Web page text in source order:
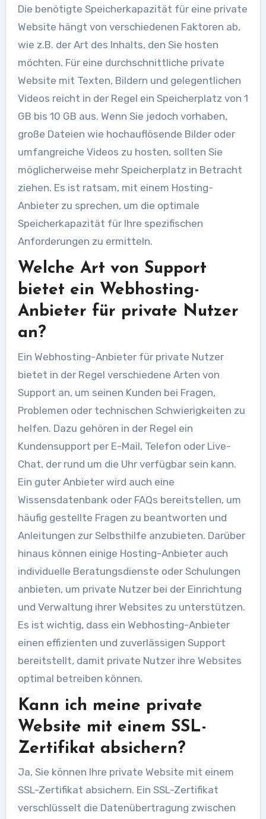
Die benötigte Speicherkapazität für eine private
Website hängt von verschiedenen Faktoren ab,
wie z.B. der Art des Inhalts, den Sie hosten
möchten. Für eine durchschnittliche private
Website mit Texten, Bildern und gelegentlichen
Videos reicht in der Regel ein Speicherplatz von 1
GB bis 10 GB aus. Wenn Sie jedoch vorhaben,
große Dateien wie hochauflösende Bilder oder
umfangreiche Videos zu hosten, sollten Sie
möglicherweise mehr Speicherplatz in Betracht
ziehen. Es ist ratsam, mit einem Hosting-
Anbieter zu sprechen, um die optimale
Speicherkapazität für Ihre spezifischen
Anforderungen zu ermitteln.
Welche Art von Support
bietet ein Webhosting-
Anbieter für private Nutzer
an?
Ein Webhosting-Anbieter für private Nutzer
bietet in der Regel verschiedene Arten von
Support an, um seinen Kunden bei Fragen,
Problemen oder technischen Schwierigkeiten zu
helfen. Dazu gehören in der Regel ein
Kundensupport per E-Mail, Telefon oder Live-
Chat, der rund um die Uhr verfügbar sein kann.
Ein guter Anbieter wird auch eine
Wissensdatenbank oder FAQs bereitstellen, um
häufig gestellte Fragen zu beantworten und
Anleitungen zur Selbsthilfe anzubieten. Darüber
hinaus können einige Hosting-Anbieter auch
individuelle Beratungsdienste oder Schulungen
anbieten, um private Nutzer bei der Einrichtung
und Verwaltung ihrer Websites zu unterstützen.
Es ist wichtig, dass ein Webhosting-Anbieter
einen effizienten und zuverlässigen Support
bereitstellt, damit private Nutzer ihre Websites
optimal betreiben können.
Kann ich meine private
Website mit einem SSL-
Zertifikat absichern?
Ja, Sie können Ihre private Website mit einem
SSL-Zertifikat absichern. Ein SSL-Zertifikat
verschlüsselt die Datenübertragung zwischen